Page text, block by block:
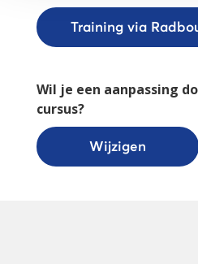
Training via
Wil je een aanpassing
cursus?
Wijzigen